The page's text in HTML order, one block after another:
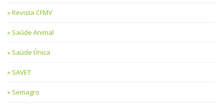
Revista CFMV
Saúde Animal
Saúde Única
SAVET
Semagro